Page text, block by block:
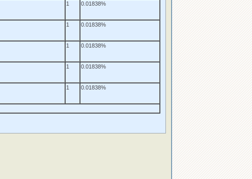
1 0.01838%
1 0.01838%
1 0.01838%
1 0.01838%
1 0.01838%